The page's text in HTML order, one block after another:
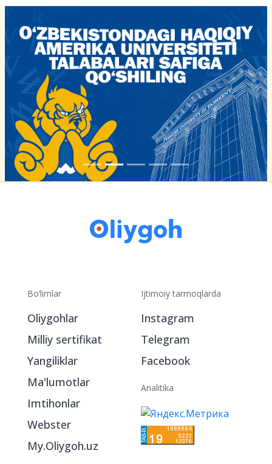
Bo‘limlar
Oliygohlar
Milliy sertifikat
Yangiliklar
Ma'lumotlar
Imtihonlar
Webster
My.Oliygoh.uz
Ijtimoiy tarmoqlarda
Instagram
Telegram
Facebook
Analitika